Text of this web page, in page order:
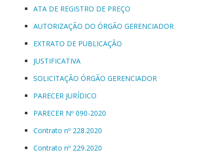
ATA DE REGISTRO DE PREÇO
AUTORIZAÇÃO DO ÓRGÃO GERENCIADOR
EXTRATO DE PUBLICAÇÃO
JUSTIFICATIVA
SOLICITAÇÃO ÓRGÃO GERENCIADOR
PARECER JURÍDICO
PARECER Nº 090-2020
Contrato nº 228.2020
Contrato nº 229.2020